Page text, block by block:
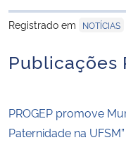
Registrado em
NOTÍCIAS
Publicações
PROGEP promove
Paternidade na UFSM”